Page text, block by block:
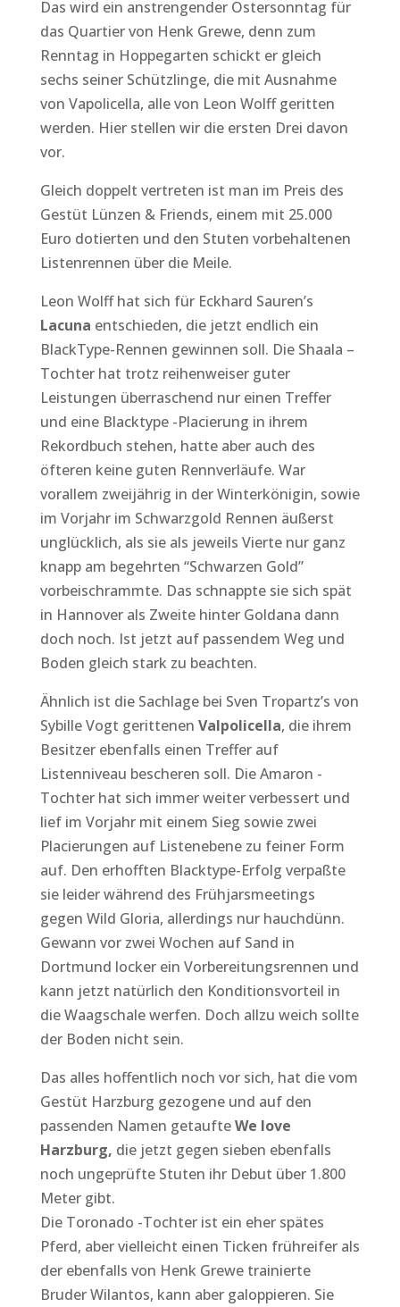
Das wird ein anstrengender Ostersonntag für
das Quartier von Henk Grewe, denn zum
Renntag in Hoppegarten schickt er gleich
sechs seiner Schützlinge, die mit Ausnahme
von Vapolicella, alle von Leon Wolff geritten
werden. Hier stellen wir die ersten Drei davon
vor.
Gleich doppelt vertreten ist man im Preis des
Gestüt Lünzen & Friends, einem mit 25.000
Euro dotierten und den Stuten vorbehaltenen
Listenrennen über die Meile.
Leon Wolff hat sich für Eckhard Sauren’s
Lacuna entschieden, die jetzt endlich ein
BlackType-Rennen gewinnen soll. Die Shaala –
Tochter hat trotz reihenweiser guter
Leistungen überraschend nur einen Treffer
und eine Blacktype -Placierung in ihrem
Rekordbuch stehen, hatte aber auch des
öfteren keine guten Rennverläufe. War
vorallem zweijährig in der Winterkönigin, sowie
im Vorjahr im Schwarzgold Rennen äußerst
unglücklich, als sie als jeweils Vierte nur ganz
knapp am begehrten “Schwarzen Gold”
vorbeischrammte. Das schnappte sie sich spät
in Hannover als Zweite hinter Goldana dann
doch noch. Ist jetzt auf passendem Weg und
Boden gleich stark zu beachten.
Ähnlich ist die Sachlage bei Sven Tropartz’s von
Sybille Vogt gerittenen Valpolicella, die ihrem
Besitzer ebenfalls einen Treffer auf
Listenniveau bescheren soll. Die Amaron -
Tochter hat sich immer weiter verbessert und
lief im Vorjahr mit einem Sieg sowie zwei
Placierungen auf Listenebene zu feiner Form
auf. Den erhofften Blacktype-Erfolg verpaßte
sie leider während des Frühjarsmeetings
gegen Wild Gloria, allerdings nur hauchdünn.
Gewann vor zwei Wochen auf Sand in
Dortmund locker ein Vorbereitungsrennen und
kann jetzt natürlich den Konditionsvorteil in
die Waagschale werfen. Doch allzu weich sollte
der Boden nicht sein.
Das alles hoffentlich noch vor sich, hat die vom
Gestüt Harzburg gezogene und auf den
passenden Namen getaufteWe love
Harzburg, die jetzt gegen sieben ebenfalls
noch ungeprüfte Stuten ihr Debut über 1.800
Meter gibt.
Die Toronado -Tochter ist ein eher spätes
Pferd, aber vielleicht einen Ticken frühreifer als
der ebenfalls von Henk Grewe trainierte
Bruder Wilantos, kann aber galoppieren. Sie